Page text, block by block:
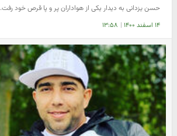
حسن یزدانی به دیدار یکی از هواداران پر و پا قرص خود رفت.
۱۴ اسفند ۱۴۰۰ | ۱۳:۵۸